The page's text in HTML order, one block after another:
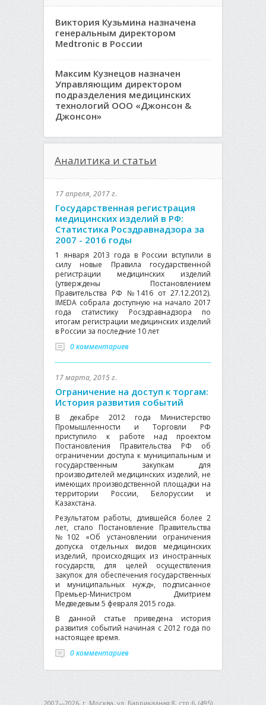
Виктория Кузьмина назначена
генеральным директором
Medtronic в России
Максим Кузнецов назначен
Управляющим директором
подразделения медицинских
технологий ООО «Джонсон &
Джонсон»
Аналитика и статьи
17 апреля, 2017 г.
Государственная регистрация
медицинских изделий в РФ:
Статистика Росздравнадзора за
2007 - 2016 годы
1 января 2013 года в России вступили в
силу новые Правила государственной
регистрации медицинских изделий
(утверждены Постановлением
Правительства РФ №1416 от 27.12.2012).
IMEDA собрала доступную на начало 2017
года статистику Росздравнадзора по
итогам регистрации медицинских изделий
в России за последние 10 лет
0 комментариев
17 марта, 2015 г.
Ограничение на доступ к торгам:
История развития событий
В декабре 2012 года Министерство
Промышленности и Торговли РФ
приступило к работе над проектом
Постановления Правительства РФ об
ограничении доступа к муниципальным и
государственным закупкам для
производителей медицинских изделий, не
имеющих производственной площадки на
территории России, Белоруссии и
Казахстана.
Результатом работы, длившейся более 2
лет, стало Постановление Правительства
№102 «Об установлении ограничения
допуска отдельных видов медицинских
изделий, происходящих из иностранных
государств, для целей осуществления
закупок для обеспечения государственных
и муниципальных нужд», подписанное
Премьер-Министром Дмитрием
Медведевым 5 февраля 2015 года.
В данной статье приведена история
развития событий начиная с 2012 года по
настоящее время.
0 комментариев
2007—2026, г. Москва, ул. Баррикадная 8, стр.6, (495)